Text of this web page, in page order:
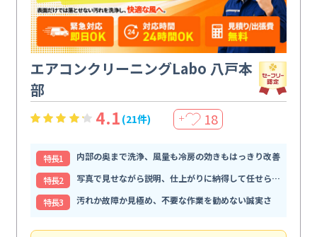
エアコンクリーニングLabo 八戸本
部
4.1 (21件) ＋ 18
特⻑1
内部の奥まで洗浄、風量も冷房の効きもはっきり改善
特⻑2
写真で見せながら説明、仕上がりに納得して任せられる
特⻑3
汚れか故障か見極め、不要な作業を勧めない誠実さ